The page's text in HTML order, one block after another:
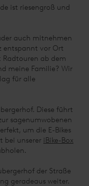
ist riesengroß und
auch mitnehmen
entspannt vor Ort
Radtouren ab dem
meine Familie? Wir
für alle
Diese führt
sagenumwobenen
um die E-Bikes
bei unserer iBike-Box
der Straße
geradeaus weiter.